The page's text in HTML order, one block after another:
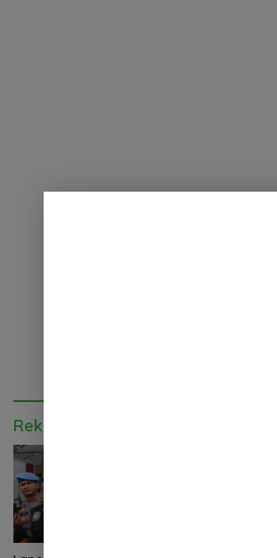
Rekomendasi untuk kamu